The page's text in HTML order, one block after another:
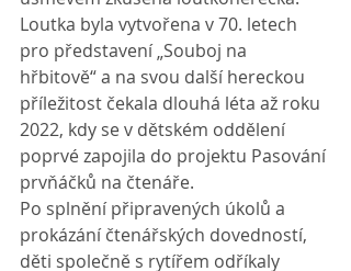
Loutka byla vytvořena v 70. letech
pro představení „Souboj na
hřbitově“ a na svou další hereckou
příležitost čekala dlouhá léta až roku
2022, kdy se v dětském oddělení
poprvé zapojila do projektu Pasování
prvňáčků na čtenáře.
Po splnění připravených úkolů a
prokázání čtenářských dovedností,
děti společně s rytířem odříkaly